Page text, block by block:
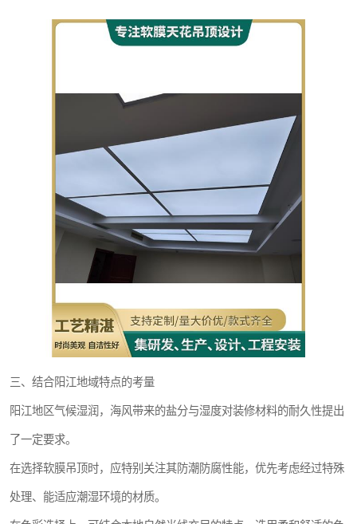
三、结合阳江地域特点的考量
阳江地区气候湿润，海风带来的盐分与湿度对装修材料的耐久性提出
了一定要求。
在选择软膜吊顶时，应特别关注其防潮防腐性能，优先考虑经过特殊
处理、能适应潮湿环境的材质。